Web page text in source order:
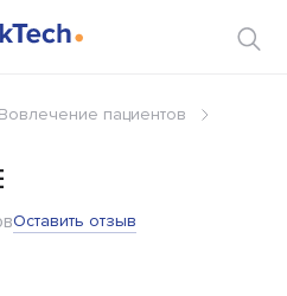
Вовлечение пациентов
Оставить отзыв